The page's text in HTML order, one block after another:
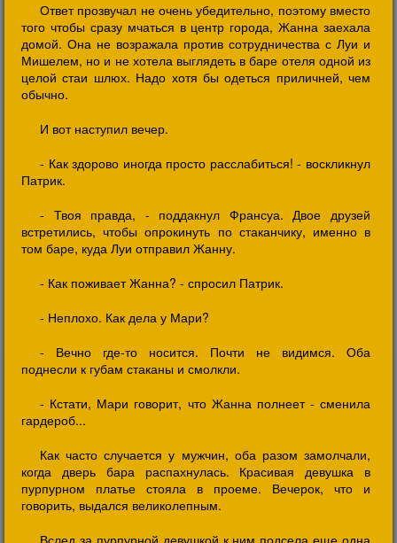
Ответ прозвучал не очень убедительно, поэтому вместо
того чтобы сразу мчаться в центр города, Жанна заехала
домой. Она не возражала против сотрудничества с Луи и
Мишелем, но и не хотела выглядеть в баре отеля одной из
целой стаи шлюх. Надо хотя бы одеться приличней, чем
обычно.
И вот наступил вечер.
- Как здорово иногда просто расслабиться! - воскликнул
Патрик.
- Твоя правда, - поддакнул Франсуа. Двое друзей
встретились, чтобы опрокинуть по стаканчику, именно в
том баре, куда Луи отправил Жанну.
- Как поживает Жанна? - спросил Патрик.
- Неплохо. Как дела у Мари?
- Вечно где-то носится. Почти не видимся. Оба
поднесли к губам стаканы и смолкли.
- Кстати, Мари говорит, что Жанна полнеет - сменила
гардероб...
Как часто случается у мужчин, оба разом замолчали,
когда дверь бара распахнулась. Красивая девушка в
пурпурном платье стояла в проеме. Вечерок, что и
говорить, выдался великолепным.
Вслед за пурпурной девушкой к ним подсела еще одна